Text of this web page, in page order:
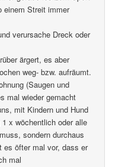
einem Streit immer
verursache Dreck oder
ärgert, es aber
weg- bzw. aufräumt.
(Saugen und
mal wieder gemacht
mit Kindern und Hund
x wöchentlich oder alle
sondern durchaus
es öfter mal vor, dass er
mal